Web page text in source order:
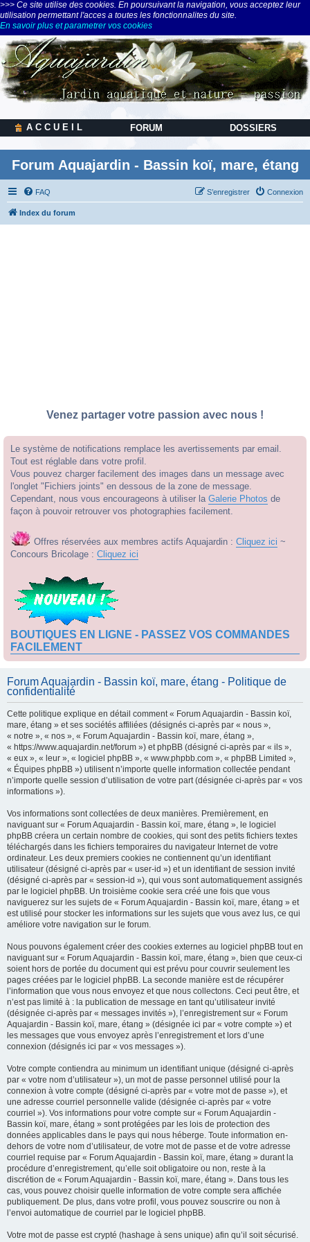
>>> Ce site utilise des cookies. En poursuivant la navigation, vous acceptez leur
utilisation permettant l'acces a toutes les fonctionnalites du site.
En savoir plus et parametrer vos cookies
A C C U E I L FORUM DOSSIERS
Forum Aquajardin - Bassin koï, mare, étang
FAQ Connexion
S’enregistrer
Index du forum
Venez partager votre passion avec nous !
Le système de notifications remplace les avertissements par email.
Tout est réglable dans votre profil.
Vous pouvez charger facilement des images dans un message avec
l'onglet "Fichiers joints" en dessous de la zone de message.
Cependant, nous vous encourageons à utiliser la Galerie Photos de
façon à pouvoir retrouver vos photographies facilement.
Offres réservées aux membres actifs Aquajardin : Cliquez ici ~
Concours Bricolage : Cliquez ici
BOUTIQUES EN LIGNE - PASSEZ VOS COMMANDES
FACILEMENT
Forum Aquajardin - Bassin koï, mare, étang - Politique de
confidentialité
Cette politique explique en détail comment « Forum Aquajardin - Bassin koï,
mare, étang » et ses sociétés affiliées (désignés ci-après par « nous »,
« notre », « nos », « Forum Aquajardin - Bassin koï, mare, étang »,
« https://www.aquajardin.net/forum ») et phpBB (désigné ci-après par « ils »,
« eux », « leur », « logiciel phpBB », « www.phpbb.com », « phpBB Limited »,
« Équipes phpBB ») utilisent n’importe quelle information collectée pendant
n’importe quelle session d’utilisation de votre part (désignée ci-après par « vos
informations »).
Vos informations sont collectées de deux manières. Premièrement, en
naviguant sur « Forum Aquajardin - Bassin koï, mare, étang », le logiciel
phpBB créera un certain nombre de cookies, qui sont des petits fichiers textes
téléchargés dans les fichiers temporaires du navigateur Internet de votre
ordinateur. Les deux premiers cookies ne contiennent qu’un identifiant
utilisateur (désigné ci-après par « user-id ») et un identifiant de session invité
(désigné ci-après par « session-id »), qui vous sont automatiquement assignés
par le logiciel phpBB. Un troisième cookie sera créé une fois que vous
naviguerez sur les sujets de « Forum Aquajardin - Bassin koï, mare, étang » et
est utilisé pour stocker les informations sur les sujets que vous avez lus, ce qui
améliore votre navigation sur le forum.
Nous pouvons également créer des cookies externes au logiciel phpBB tout en
naviguant sur « Forum Aquajardin - Bassin koï, mare, étang », bien que ceux-ci
soient hors de portée du document qui est prévu pour couvrir seulement les
pages créées par le logiciel phpBB. La seconde manière est de récupérer
l’information que vous nous envoyez et que nous collectons. Ceci peut être, et
n’est pas limité à : la publication de message en tant qu’utilisateur invité
(désignée ci-après par « messages invités »), l’enregistrement sur « Forum
Aquajardin - Bassin koï, mare, étang » (désignée ici par « votre compte ») et
les messages que vous envoyez après l’enregistrement et lors d’une
connexion (désignés ici par « vos messages »).
Votre compte contiendra au minimum un identifiant unique (désigné ci-après
par « votre nom d’utilisateur »), un mot de passe personnel utilisé pour la
connexion à votre compte (désigné ci-après par « votre mot de passe »), et
une adresse courriel personnelle valide (désignée ci-après par « votre
courriel »). Vos informations pour votre compte sur « Forum Aquajardin -
Bassin koï, mare, étang » sont protégées par les lois de protection des
données applicables dans le pays qui nous héberge. Toute information en-
dehors de votre nom d’utilisateur, de votre mot de passe et de votre adresse
courriel requise par « Forum Aquajardin - Bassin koï, mare, étang » durant la
procédure d’enregistrement, qu’elle soit obligatoire ou non, reste à la
discrétion de « Forum Aquajardin - Bassin koï, mare, étang ». Dans tous les
cas, vous pouvez choisir quelle information de votre compte sera affichée
publiquement. De plus, dans votre profil, vous pouvez souscrire ou non à
l’envoi automatique de courriel par le logiciel phpBB.
Votre mot de passe est crypté (hashage à sens unique) afin qu’il soit sécurisé.